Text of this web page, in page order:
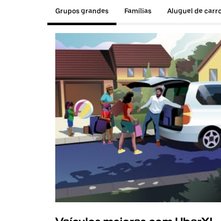
Grupos grandes Famílias Aluguel de